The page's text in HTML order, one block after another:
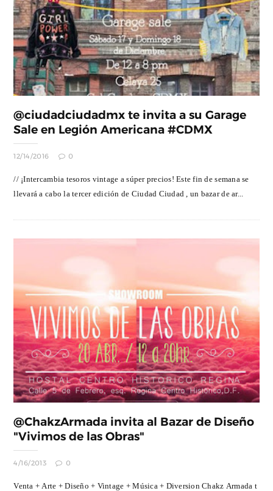
@ciudadciudadmx te invita a su Garage
Sale en Legión Americana #CDMX
12/14/2016 0
// ¡Intercambia tesoros vintage a súper precios! Este fin de semana se
llevará a cabo la tercer edición de Ciudad Ciudad , un bazar de ar...
@ChakzArmada invita al Bazar de Diseño
"Vivimos de las Obras"
4/16/2013 0
Venta + Arte + Diseño + Vintage + Música + Diversion Chakz Armada t